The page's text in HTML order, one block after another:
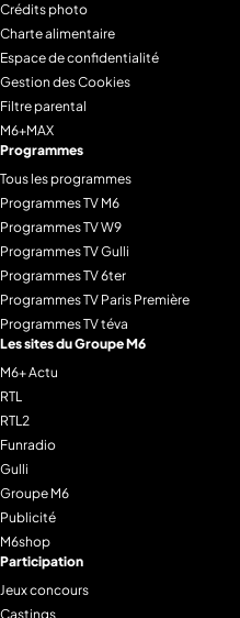
Crédits photo
Charte alimentaire
Espace de confidentialité
Gestion des Cookies
Filtre parental
M6+MAX
Programmes
Tous les programmes
Programmes TV M6
Programmes TV W9
Programmes TV Gulli
Programmes TV 6ter
Programmes TV Paris Première
Programmes TV téva
Les sites du Groupe M6
M6+ Actu
RTL
RTL2
Funradio
Gulli
Groupe M6
Publicité
M6shop
Participation
Jeux concours
Castings